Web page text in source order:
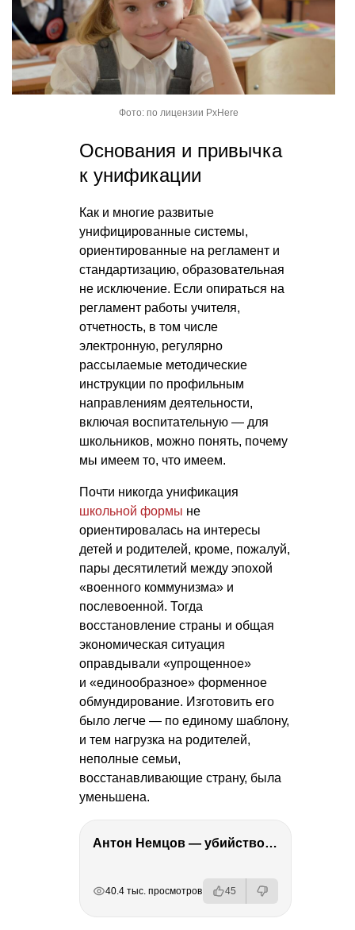
Фото: по лицензии PxHere
Основания и привычка
к унификации
Как и многие развитые
унифицированные системы,
ориентированные на регламент и
стандартизацию, образовательная
не исключение. Если опираться на
регламент работы учителя,
отчетность, в том числе
электронную, регулярно
рассылаемые методические
инструкции по профильным
направлениям деятельности,
включая воспитательную — для
школьников, можно понять, почему
мы имеем то, что имеем.
Почти никогда унификация
школьной формы не
ориентировалась на интересы
детей и родителей, кроме, пожалуй,
пары десятилетий между эпохой
«военного коммунизма» и
послевоенной. Тогда
восстановление страны и общая
экономическая ситуация
оправдывали «упрощенное»
и «единообразное» форменное
обмундирование. Изготовить его
было легче — по единому шаблону,
и тем нагрузка на родителей,
неполные семьи,
восстанавливающие страну, была
уменьшена.
Антон Немцов — убийство Бориса Немцова, переезд в Дубай, семья и политика
40.4 тыс. просмотров 45